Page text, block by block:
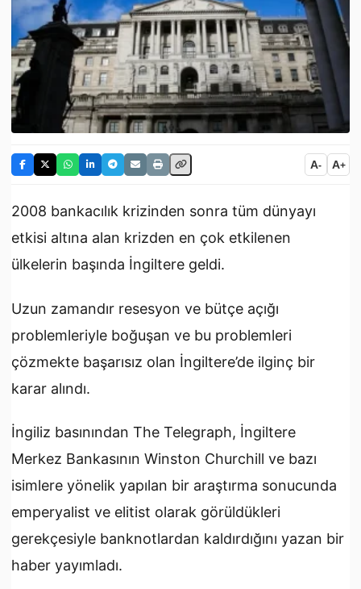
A- A+
2008 bankacılık krizinden sonra tüm dünyayı
etkisi altına alan krizden en çok etkilenen
ülkelerin başında İngiltere geldi.
Uzun zamandır resesyon ve bütçe açığı
problemleriyle boğuşan ve bu problemleri
çözmekte başarısız olan İngiltere’de ilginç bir
karar alındı.
İngiliz basınından The Telegraph, İngiltere
Merkez Bankasının Winston Churchill ve bazı
isimlere yönelik yapılan bir araştırma sonucunda
emperyalist ve elitist olarak görüldükleri
gerekçesiyle banknotlardan kaldırdığını yazan bir
haber yayımladı.